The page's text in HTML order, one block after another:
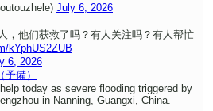
July 6, 2026
，他们获救了吗？有人关注吗？有人帮忙
kYphUS2ZUB
6, 2026
（予備）
today as severe flooding triggered by
in Nanning, Guangxi, China.